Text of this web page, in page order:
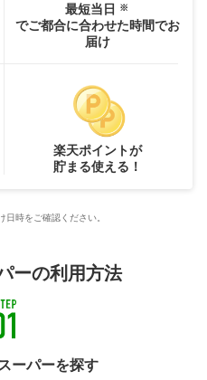
最短当日 ※
でご都合に合わせた時間でお
届け
楽天ポイントが
貯まる使える！
時をご確認ください。
ーの利用方法
ーパーを探す